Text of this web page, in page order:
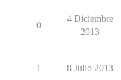
0
4 Diciembre
2013
1 8 Julio 2013